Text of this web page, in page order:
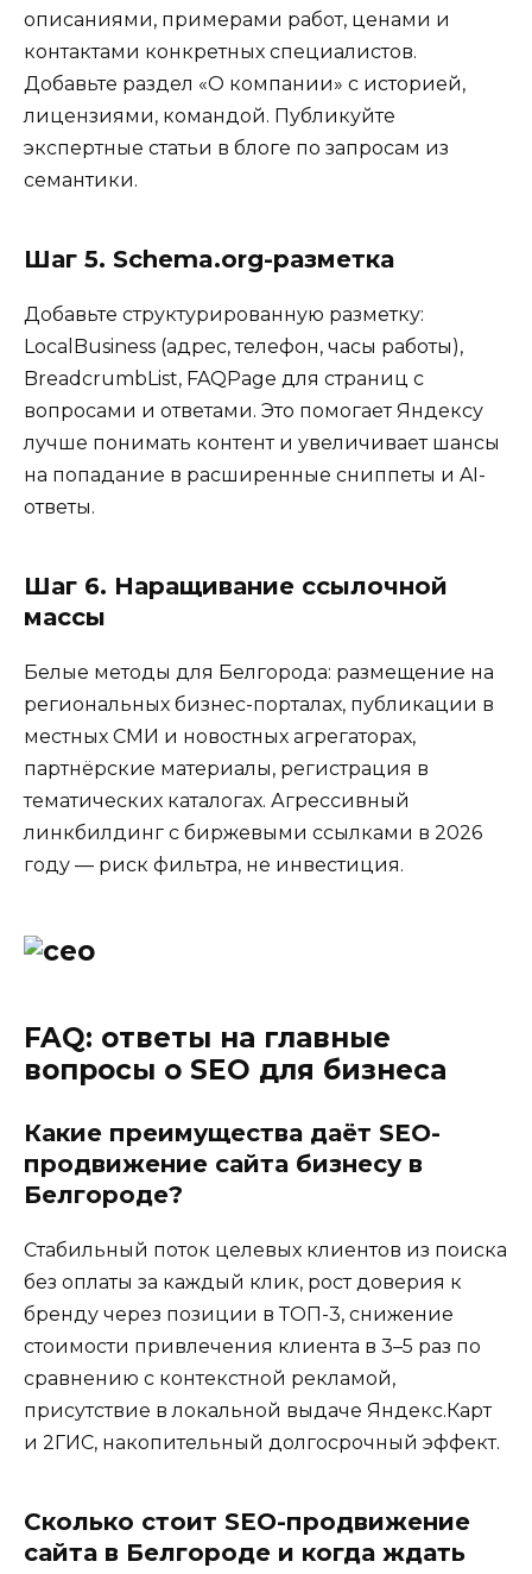
описаниями, примерами работ, ценами и
контактами конкретных специалистов.
Добавьте раздел «О компании» с историей,
лицензиями, командой. Публикуйте
экспертные статьи в блоге по запросам из
семантики.
Шаг 5. Schema.org-разметка
Добавьте структурированную разметку:
LocalBusiness (адрес, телефон, часы работы),
BreadcrumbList, FAQPage для страниц с
вопросами и ответами. Это помогает Яндексу
лучше понимать контент и увеличивает шансы
на попадание в расширенные сниппеты и AI-
ответы.
Шаг 6. Наращивание ссылочной
массы
Белые методы для Белгорода: размещение на
региональных бизнес-порталах, публикации в
местных СМИ и новостных агрегаторах,
партнёрские материалы, регистрация в
тематических каталогах. Агрессивный
линкбилдинг с биржевыми ссылками в 2026
году — риск фильтра, не инвестиция.
FAQ: ответы на главные
вопросы о SEO для бизнеса
Какие преимущества даёт SEO-
продвижение сайта бизнесу в
Белгороде?
Стабильный поток целевых клиентов из поиска
без оплаты за каждый клик, рост доверия к
бренду через позиции в ТОП-3, снижение
стоимости привлечения клиента в 3–5 раз по
сравнению с контекстной рекламой,
присутствие в локальной выдаче Яндекс.Карт
и 2ГИС, накопительный долгосрочный эффект.
Сколько стоит SEO-продвижение
сайта в Белгороде и когда ждать